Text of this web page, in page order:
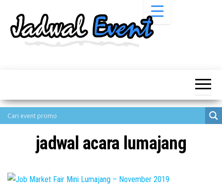
Pameran,
Terbaru
Pameran,
Seminar,
Bazaar,
Job Fair,
Lomba dll.
jadwal acara lumajang